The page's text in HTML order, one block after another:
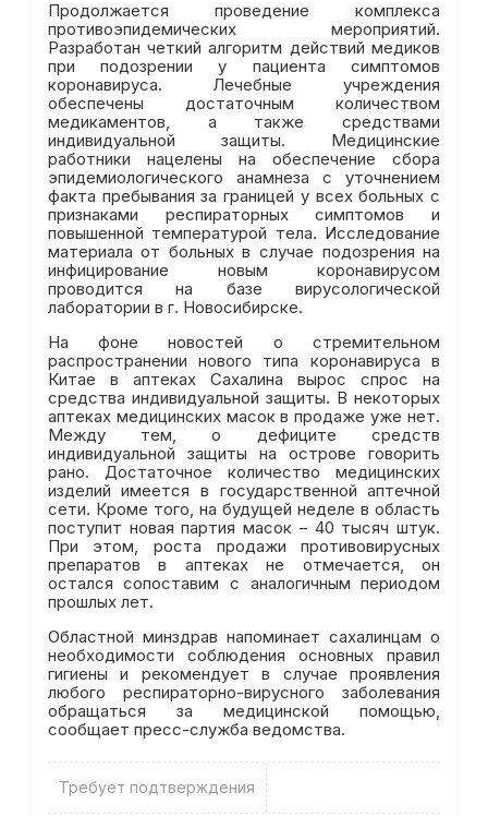
Продолжается проведение комплекса
противоэпидемических мероприятий.
Разработан четкий алгоритм действий медиков
при подозрении у пациента симптомов
коронавируса. Лечебные учреждения
обеспечены достаточным количеством
медикаментов, а также средствами
индивидуальной защиты. Медицинские
работники нацелены на обеспечение сбора
эпидемиологического анамнеза с уточнением
факта пребывания за границей у всех больных с
признаками респираторных симптомов и
повышенной температурой тела. Исследование
материала от больных в случае подозрения на
инфицирование новым коронавирусом
проводится на базе вирусологической
лаборатории в г. Новосибирске.
На фоне новостей о стремительном
распространении нового типа коронавируса в
Китае в аптеках Сахалина вырос спрос на
средства индивидуальной защиты. В некоторых
аптеках медицинских масок в продаже уже нет.
Между тем, о дефиците средств
индивидуальной защиты на острове говорить
рано. Достаточное количество медицинских
изделий имеется в государственной аптечной
сети. Кроме того, на будущей неделе в область
поступит новая партия масок – 40 тысяч штук.
При этом, роста продажи противовирусных
препаратов в аптеках не отмечается, он
остался сопоставим с аналогичным периодом
прошлых лет.
Областной минздрав напоминает сахалинцам о
необходимости соблюдения основных правил
гигиены и рекомендует в случае проявления
любого респираторно-вирусного заболевания
обращаться за медицинской помощью,
сообщает пресс-служба ведомства.
Требует подтверждения